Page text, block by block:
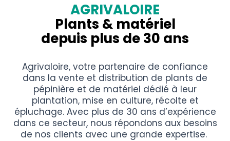
AGRIVALOIRE
Plants & matériel
depuis plus de 30 ans
Agrivaloire, votre partenaire de confiance
dans la vente et distribution de plants de
pépinière et de matériel dédié à leur
plantation, mise en culture, récolte et
épluchage. Avec plus de 30 ans d’expérience
dans ce secteur, nous répondons aux besoins
de nos clients avec une grande expertise.